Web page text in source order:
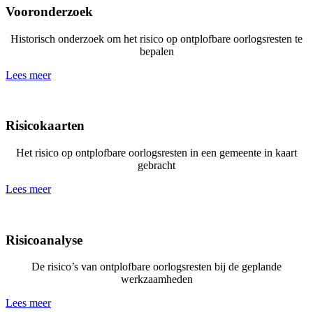
Vooronderzoek
Historisch onderzoek om het risico op ontplofbare oorlogsresten te
bepalen
Lees meer
Risicokaarten
Het risico op ontplofbare oorlogsresten in een gemeente in kaart
gebracht
Lees meer
Risicoanalyse
De risico’s van ontplofbare oorlogsresten bij de geplande
werkzaamheden
Lees meer